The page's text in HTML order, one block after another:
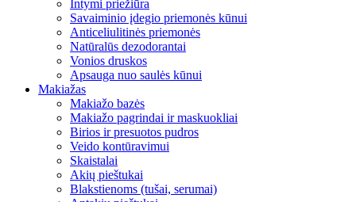
Intymi priežiūra
Savaiminio įdegio priemonės kūnui
Anticeliulitinės priemonės
Natūralūs dezodorantai
Vonios druskos
Apsauga nuo saulės kūnui
Makiažas
Makiažo bazės
Makiažo pagrindai ir maskuokliai
Birios ir presuotos pudros
Veido kontūravimui
Skaistalai
Akių pieštukai
Blakstienoms (tušai, serumai)